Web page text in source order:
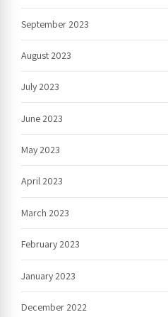
September 2023
August 2023
July 2023
June 2023
May 2023
April 2023
March 2023
February 2023
January 2023
December 2022